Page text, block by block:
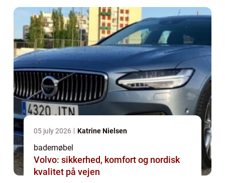
05 july 2026 Katrine Nielsen
bademøbel
Volvo: sikkerhed, komfort og nordisk
kvalitet på vejen